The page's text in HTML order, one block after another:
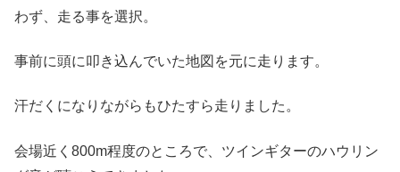
わず、走る事を選択。
事前に頭に叩き込んでいた地図を元に走ります。
汗だくになりながらもひたすら走りました。
会場近く800m程度のところで、ツインギターのハウリン